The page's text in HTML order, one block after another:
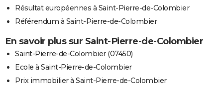
Résultat européennes à Saint-Pierre-de-Colombier
Référendum à Saint-Pierre-de-Colombier
En savoir plus sur Saint-Pierre-de-Colombier
Saint-Pierre-de-Colombier (07450)
Ecole à Saint-Pierre-de-Colombier
Prix immobilier à Saint-Pierre-de-Colombier